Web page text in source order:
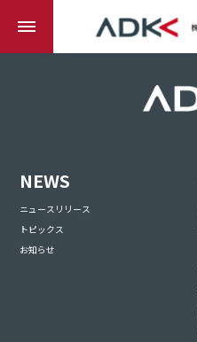
NEWS
ニュースリリース
トピックス
お知らせ